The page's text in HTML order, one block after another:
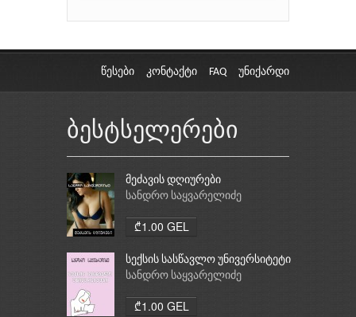
წესები კონტაქტი FAQ უნიქარდი
ბესტსელერები
მეძავის დღიურები
სანდრო საყვარელიძე
₾1.00 GEL
სექსის სასწავლო უნივერსიტეტი
სანდრო საყვარელიძე
₾1.00 GEL